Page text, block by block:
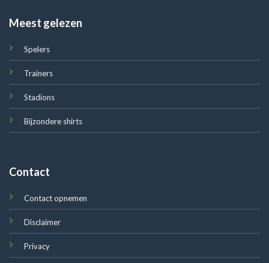
Meest gelezen
Spelers
Trainers
Stadions
Bijzondere shirts
Contact
Contact opnemen
Disclaimer
Privacy